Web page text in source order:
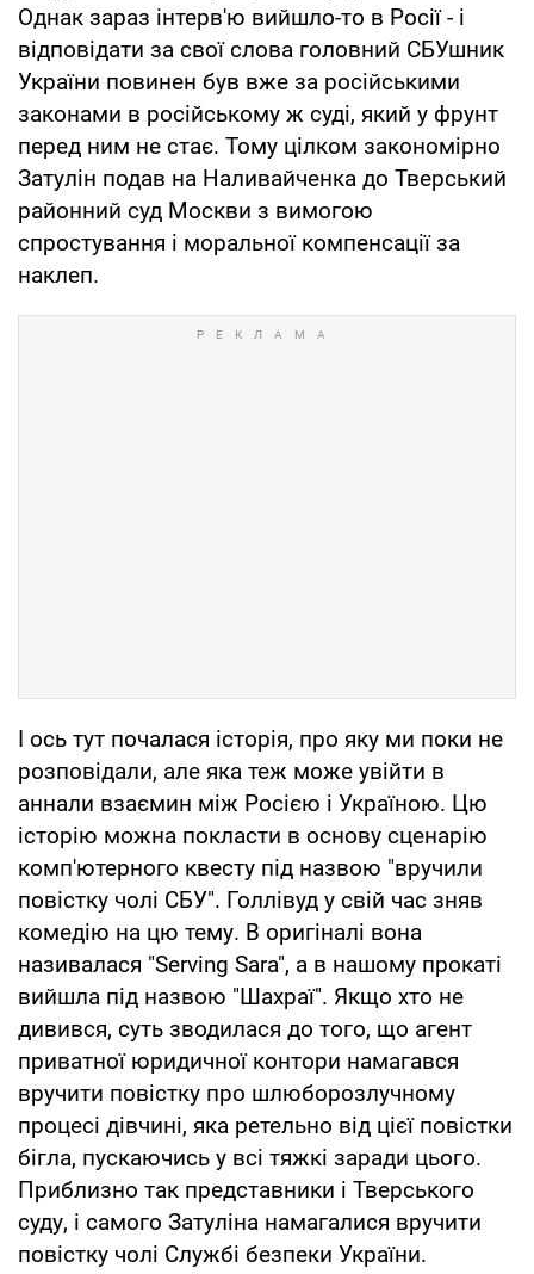
Однак зараз інтерв'ю вийшло-то в Росії - і
відповідати за свої слова головний СБУшник
України повинен був вже за російськими
законами в російському ж суді, який у фрунт
перед ним не стає. Тому цілком закономірно
Затулін подав на Наливайченка до Тверський
районний суд Москви з вимогою
спростування і моральної компенсації за
наклеп.
І ось тут почалася історія, про яку ми поки не
розповідали, але яка теж може увійти в
аннали взаємин між Росією і Україною. Цю
історію можна покласти в основу сценарію
комп'ютерного квесту під назвою "вручили
повістку чолі СБУ". Голлівуд у свій час зняв
комедію на цю тему. В оригіналі вона
називалася "Serving Sara", а в нашому прокаті
вийшла під назвою "Шахраї". Якщо хто не
дивився, суть зводилася до того, що агент
приватної юридичної контори намагався
вручити повістку про шлюборозлучному
процесі дівчині, яка ретельно від цієї повістки
бігла, пускаючись у всі тяжкі заради цього.
Приблизно так представники і Тверського
суду, і самого Затуліна намагалися вручити
повістку чолі Службі безпеки України.